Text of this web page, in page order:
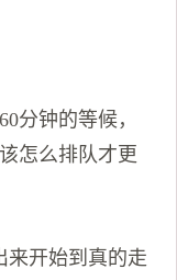
分钟的等候，
怎么排队才更
来开始到真的走